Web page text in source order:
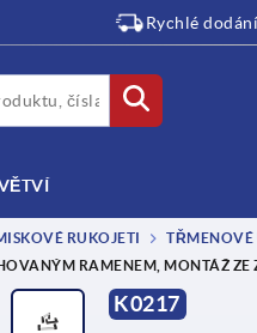
Rychlé dodání
RUKOJETI
RAMENEM, MONTÁŽ ZE
K0217